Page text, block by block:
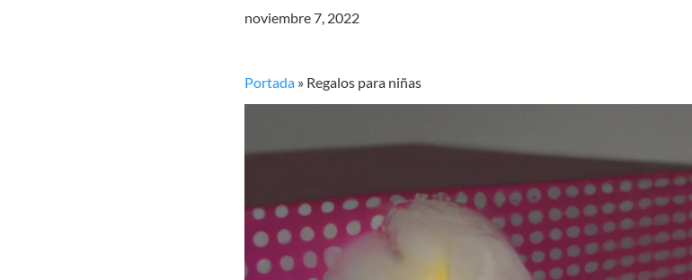
noviembre 7, 2022
Portada » Regalos para niñas